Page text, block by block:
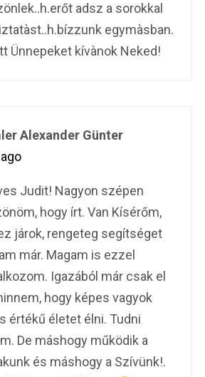
adsz a sorokkal
egymàsban.
Ünnepeket kívànok Neked!
Alexander Günter
Judit! Nagyon szépen
hogy írt. Van Kísérőm,
járok, rengeteg segítséget
már. Magam is ezzel
Igazából már csak el
hogy képes vagyok
értékű életet élni. Tudni
De máshogy működik a
és máshogy a Szívünk!.